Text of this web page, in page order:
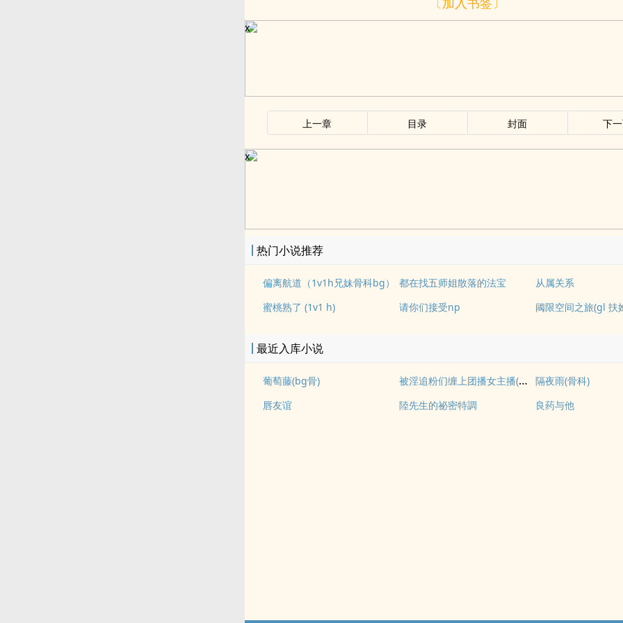
x
上一章 目录 封面 下
x
热门小说推荐
偏离航道（1v1h兄妹骨科bg） 都在找五师姐散落的法宝
从属关系
蜜桃熟了 (1v1 h)
请你们接受np 阈限空间之旅(gl 扶
最近入库小说
葡萄藤(bg骨) 被淫追粉们缠上团播女主播(露出NPH)
隔夜雨(骨科)
唇友谊
陸先生的祕密特調 良药与他